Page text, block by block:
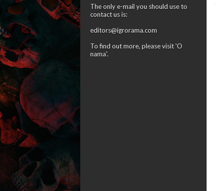
The only e-mail you should use to
contact us is:
editors@igrorama.com
To find out more, please visit 'O
nama'.